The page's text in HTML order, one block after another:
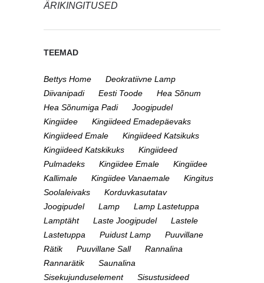
ÄRIKINGITUSED
TEEMAD
Bettys Home
Deokratiivne Lamp
Diivanipadi
Eesti Toode
Hea Sõnum
Hea Sõnumiga Padi
Joogipudel
Kingiidee
Kingiideed Emadepäevaks
Kingiideed Emale
Kingiideed Katsikuks
Kingiideed Katskikuks
Kingiideed
Pulmadeks
Kingiidee Emale
Kingiidee
Kallimale
Kingiidee Vanaemale
Kingitus
Soolaleivaks
Korduvkasutatav
Joogipudel
Lamp
Lamp Lastetuppa
Lamptäht
Laste Joogipudel
Lastele
Lastetuppa
Puidust Lamp
Puuvillane
Rätik
Puuvillane Sall
Rannalina
Rannarätik
Saunalina
Sisekujunduselement
Sisustusideed